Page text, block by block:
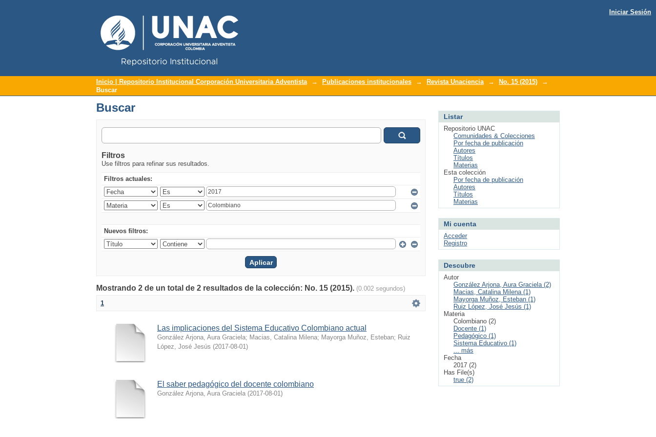
Buscar
Iniciar Sesión
Inicio | Repositorio Institucional Corporación Universitaria Adventista → Publicaciones institucionales → Revista Unaciencia → No. 15 (2015)
→
Buscar
Buscar
Filtros
Use filtros para refinar sus resultados.
Filtros actuales:
Nuevos filtros:
Mostrando 2 de un total de 2 resultados de la colección: No. 15 (2015). (0.002 segundos)
1
Las implicaciones del Sistema Educativo Colombiano actual
González Arjona, Aura Graciela; Macias, Catalina Milena; Mayorga Muñoz, Esteban; Ruiz
López, José Jesús (2017-08-01)
El saber pedagógico del docente colombiano
González Arjona, Aura Graciela (2017-08-01)
Listar
Repositorio UNAC
Comunidades & Colecciones
Por fecha de publicación
Autores
Títulos
Materias
Esta colección
Por fecha de publicación
Autores
Títulos
Materias
Mi cuenta
Acceder
Registro
Descubre
Autor
González Arjona, Aura Graciela (2)
Macias, Catalina Milena (1)
Mayorga Muñoz, Esteban (1)
Ruiz López, José Jesús (1)
Materia
Colombiano (2)
Docente (1)
Pedagógico (1)
Sistema Educativo (1)
... más
Fecha
2017 (2)
Has File(s)
true (2)